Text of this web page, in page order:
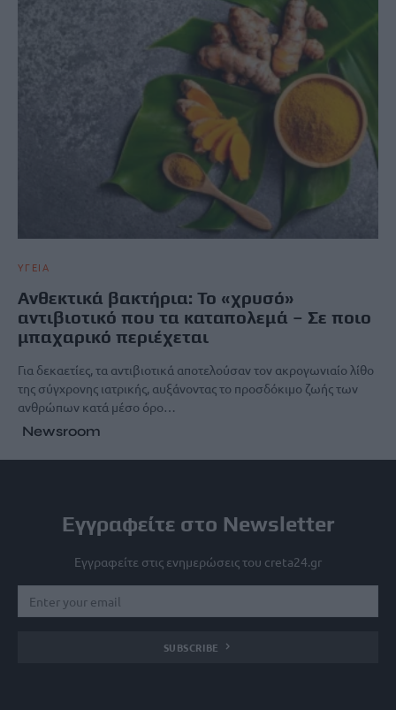
ΥΓΕΙΑ
Ανθεκτικά βακτήρια: Το «χρυσό»
αντιβιοτικό που τα καταπολεμά – Σε ποιο
μπαχαρικό περιέχεται
Για δεκαετίες, τα αντιβιοτικά αποτελούσαν τον ακρογωνιαίο λίθο
της σύγχρονης ιατρικής, αυξάνοντας το προσδόκιμο ζωής των
ανθρώπων κατά μέσο όρο…
Newsroom
Εγγραφείτε στο Newsletter
Εγγραφείτε στις ενημερώσεις του creta24.gr
SUBSCRIBE